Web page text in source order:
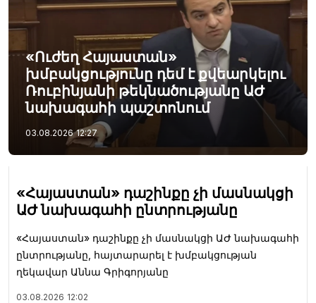
«Ուժեղ Հայաստան»
խմբակցությունը դեմ է քվեարկելու
Ռուբինյանի թեկնածությանը ԱԺ
նախագահի պաշտոնում
03.08.2026 12:27
«Հայաստան» դաշինքը չի մասնակցի
ԱԺ նախագահի ընտրությանը
«Հայաստան» դաշինքը չի մասնակցի ԱԺ նախագահի
ընտրությանը, հայտարարել է խմբակցության
ղեկավար Աննա Գրիգորյանը
03.08.2026 12:02